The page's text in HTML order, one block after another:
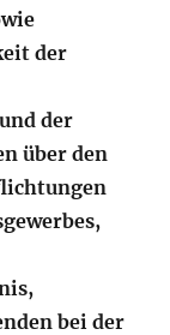
der
der
über den
bei der